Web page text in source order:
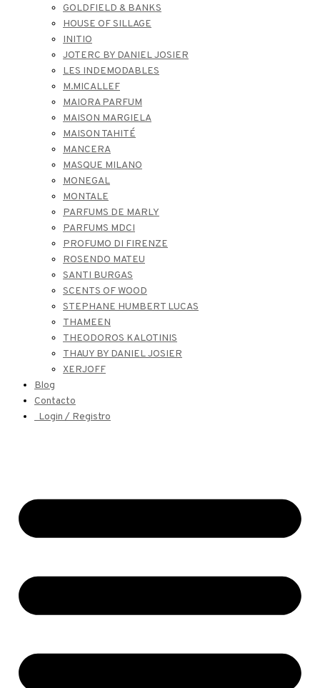
GOLDFIELD & BANKS
HOUSE OF SILLAGE
INITIO
JOTERC BY DANIEL JOSIER
LES INDEMODABLES
M.MICALLEF
MAIORA PARFUM
MAISON MARGIELA
MAISON TAHITÉ
MANCERA
MASQUE MILANO
MONEGAL
MONTALE
PARFUMS DE MARLY
PARFUMS MDCI
PROFUMO DI FIRENZE
ROSENDO MATEU
SANTI BURGAS
SCENTS OF WOOD
STEPHANE HUMBERT LUCAS
THAMEEN
THEODOROS KALOTINIS
THAUY BY DANIEL JOSIER
XERJOFF
Blog
Contacto
Login / Registro